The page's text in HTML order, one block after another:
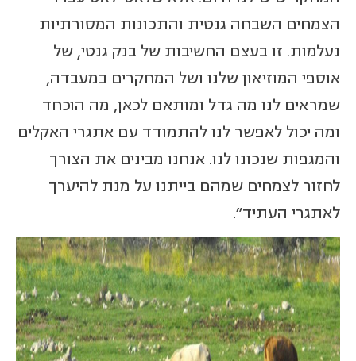
הצמחים השבחה גנטית והתכונות המסורתיות
נעלמות. זו בעצם החשיבות של בנק גנטי, של
אוספי המוזיאון שלנו ושל המחקרים במעבדה,
שמראים לנו מה גדל ומותאם לכאן, מה הוכחד
ומה יכול לאפשר לנו להתמודד עם אתגרי האקלים
והמגפות שנכונו לנו. אנחנו מבינים את הצורך
לחזור לצמחים שמהם בייתנו על מנת להיערך
לאתגרי העתיד".